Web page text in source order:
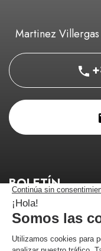
Martinez
BOLETÍN
¡Manténgase
¡Me